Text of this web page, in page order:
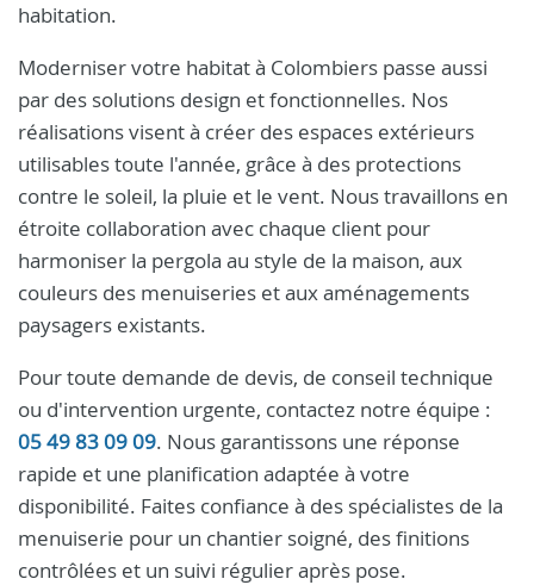
habitation.
Moderniser votre habitat à Colombiers passe aussi
par des solutions design et fonctionnelles. Nos
réalisations visent à créer des espaces extérieurs
utilisables toute l'année, grâce à des protections
contre le soleil, la pluie et le vent. Nous travaillons en
étroite collaboration avec chaque client pour
harmoniser la pergola au style de la maison, aux
couleurs des menuiseries et aux aménagements
paysagers existants.
Pour toute demande de devis, de conseil technique
ou d'intervention urgente, contactez notre équipe :
05 49 83 09 09. Nous garantissons une réponse
rapide et une planification adaptée à votre
disponibilité. Faites confiance à des spécialistes de la
menuiserie pour un chantier soigné, des finitions
contrôlées et un suivi régulier après pose.